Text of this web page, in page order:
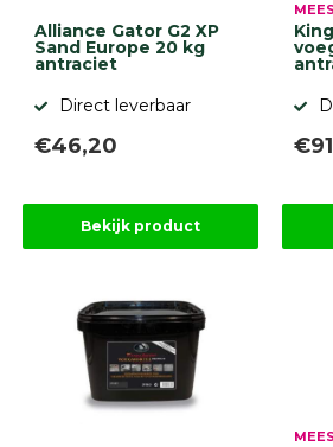
Wildverband
bestrating
Straatklinkers
Opsluitbanden
Palissades
Stapelblokken
Tuinaarde
Halfverharding
Afwatering
Alliance Gator G2 XP
Sand Europe 20 kg
antraciet
Direct leverbaar
€46,20
Bekijk product